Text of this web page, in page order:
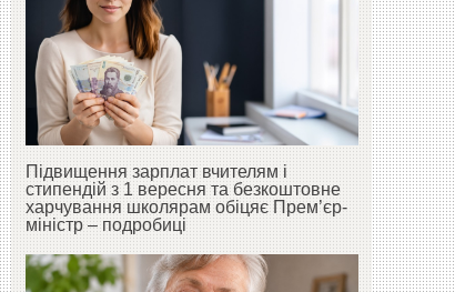
Підвищення зарплат вчителям і
стипендій з 1 вересня та безкоштовне
харчування школярам обіцяє Прем’єр-
міністр – подробиці